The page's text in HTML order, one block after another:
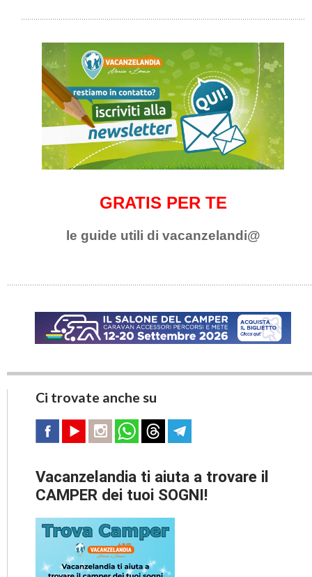
GRATIS PER TE
le guide utili di vacanzelandi@
Ci trovate anche su
Vacanzelandia ti aiuta a trovare il
CAMPER dei tuoi SOGNI!